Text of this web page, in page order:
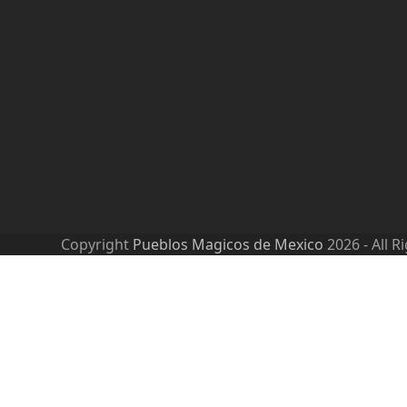
Copyright Pueblos Magicos de Mexico 2026 - All